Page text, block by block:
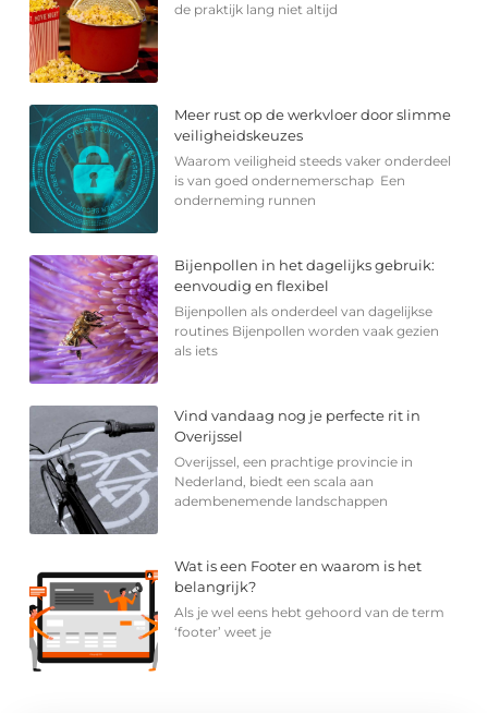
de praktijk lang niet altijd
Meer rust op de werkvloer door slimme
veiligheidskeuzes
Waarom veiligheid steeds vaker onderdeel
is van goed ondernemerschap Een
onderneming runnen
Bijenpollen in het dagelijks gebruik:
eenvoudig en flexibel
Bijenpollen als onderdeel van dagelijkse
routines Bijenpollen worden vaak gezien
als iets
Vind vandaag nog je perfecte rit in
Overijssel
Overijssel, een prachtige provincie in
Nederland, biedt een scala aan
adembenemende landschappen
Wat is een Footer en waarom is het
belangrijk?
Als je wel eens hebt gehoord van de term
‘footer’ weet je